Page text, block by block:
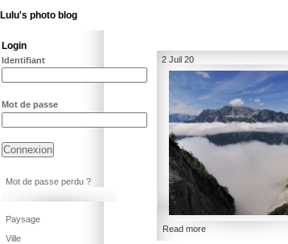
Lulu's photo blog
2 Juil 20
Read more
Login
Identifiant
Mot de passe
Mot de passe perdu ?
Paysage
Ville